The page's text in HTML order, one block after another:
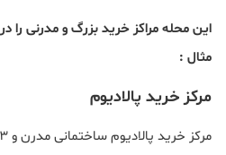
این محله مراکز خرید بزرگ و مدرنی را
مثال :
مرکز خرید پالادیوم